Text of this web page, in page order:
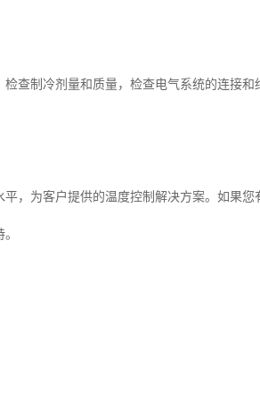
查制冷剂量和质量，检查电气系统的连接和
，为客户提供的温度控制解决方案。如果您